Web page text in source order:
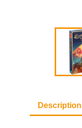
Description